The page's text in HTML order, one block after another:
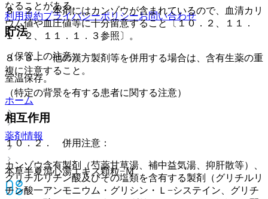
なることがある。
貯法
（保管上の注意）
室温保存。
ホーム
薬剤情報
本草半夏瀉心湯エキス顆粒−Ｍ
８．２． 本剤にはカンゾウが含まれているので、血清カリ
ウム値や血圧値等に十分留意すること〔１０．２、１１．
１．２、１１．１．３参照〕。
８．３． 他の漢方製剤等を併用する場合は、含有生薬の重
複に注意すること。
（特定の背景を有する患者に関する注意）
相互作用
１０．２． 併用注意：
カンゾウ含有製剤（芍薬甘草湯、補中益気湯、抑肝散等）、
グリチルリチン酸及びその塩類を含有する製剤（グリチルリ
チン酸一アンモニウム・グリシン・Ｌ−システイン、グリチ
利用規約プライバシーポリシーお問い合わせ